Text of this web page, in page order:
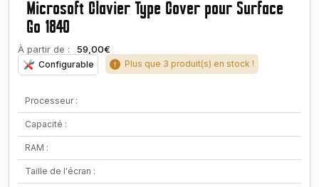
Microsoft Clavier Type Cover pour Surface
Go 1840
À partir de : 59,00€
Configurable Plus que 3 produit(s) en stock !
Processeur :
Capacité :
RAM :
Taille de l'écran :